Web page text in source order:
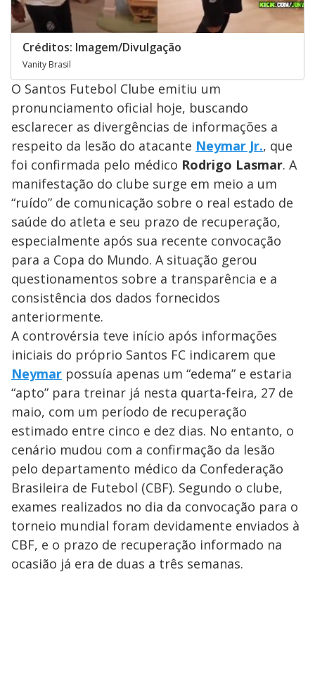
Créditos: Imagem/Divulgação
Vanity Brasil
O Santos Futebol Clube emitiu um
pronunciamento oficial hoje, buscando
esclarecer as divergências de informações a
respeito da lesão do atacante Neymar Jr., que
foi confirmada pelo médico Rodrigo Lasmar. A
manifestação do clube surge em meio a um
“ruído” de comunicação sobre o real estado de
saúde do atleta e seu prazo de recuperação,
especialmente após sua recente convocação
para a Copa do Mundo. A situação gerou
questionamentos sobre a transparência e a
consistência dos dados fornecidos
anteriormente.
A controvérsia teve início após informações
iniciais do próprio Santos FC indicarem que
Neymar possuía apenas um “edema” e estaria
“apto” para treinar já nesta quarta-feira, 27 de
maio, com um período de recuperação
estimado entre cinco e dez dias. No entanto, o
cenário mudou com a confirmação da lesão
pelo departamento médico da Confederação
Brasileira de Futebol (CBF). Segundo o clube,
exames realizados no dia da convocação para o
torneio mundial foram devidamente enviados à
CBF, e o prazo de recuperação informado na
ocasião já era de duas a três semanas.